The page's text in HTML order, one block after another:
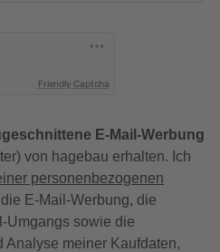
Friendly Captcha
E-Mail-Werbung
von hagebau erhalten. Ich
personenbezogenen
die E-Mail-Werbung, die
Umgangs sowie die
Analyse meiner Kaufdaten,